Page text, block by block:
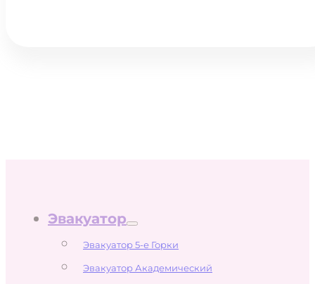
Эвакуатор
Эвакуатор 5-е Горки
Эвакуатор Академический